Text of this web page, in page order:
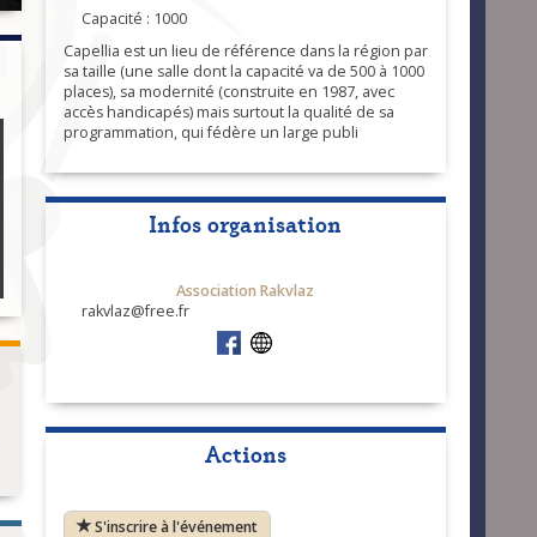
Capacité : 1000
Capellia est un lieu de référence dans la région par
sa taille (une salle dont la capacité va de 500 à 1000
places), sa modernité (construite en 1987, avec
accès handicapés) mais surtout la qualité de sa
programmation, qui fédère un large publi
Infos organisation
Association Rakvlaz
rakvlaz@free.fr
Actions
S'inscrire à l'événement